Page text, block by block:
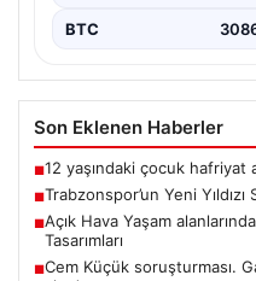
BTC
Son Eklenen Haberler
■12 yaşındaki çocuk hafriyat
■Trabzonspor’un Yeni Yıldızı
■Açık Hava Yaşam
Tasarımları
■Cem Küçük soruşturması.